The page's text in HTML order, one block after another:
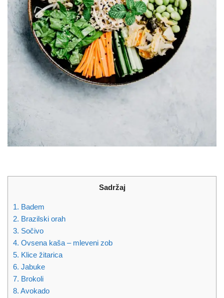
Sadržaj
1. Badem
2. Brazilski orah
3. Sočivo
4. Ovsena kaša – mleveni zob
5. Klice žitarica
6. Jabuke
7. Brokoli
8. Avokado